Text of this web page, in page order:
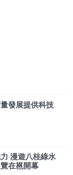
發展提供科技
漫遊八桂綠水
在邕開幕